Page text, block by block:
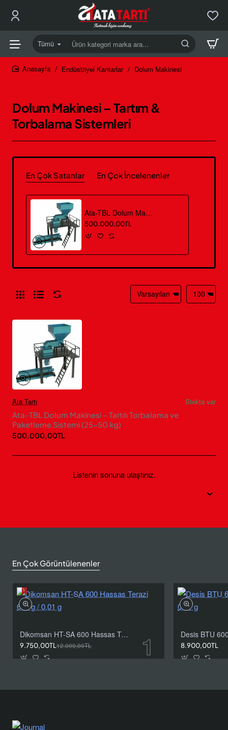
Tümü
Ürün
kategori
marka
Endüstriyel Kantarlar Dolum Makinesi
Dolum Makinesi – Tartım &
Torbalama Sistemleri
En Çok Satanlar En Çok İncelenenler
Ata-TBL Dolum Makinesi – Tartılı Torbalama ve Paketleme Sistemi (25–50 kg)
500.000,00TL
Ata Tartı
Stokta var
Ata-TBL Dolum Makinesi – Tartılı Torbalama ve
Paketleme Sistemi (25–50 kg)
500.000,00TL
Listenin sonuna ulaştınız.
En Çok Görüntülenenler
Dikomsan HT-SA 600 Hassas Terazi 600 g / 0,01 g
9.750,00TL12.000,00TL 8.900,00TL